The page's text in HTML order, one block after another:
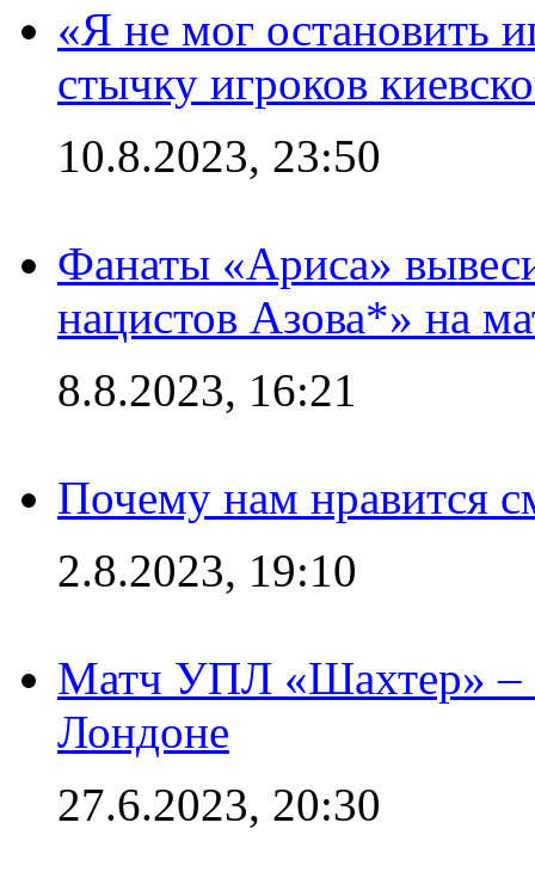
«Я не мог остановить
стычку игроков
10.8.2023, 23:50
Фанаты «Ариса»
нацистов Азова*» на
8.8.2023, 16:21
Почему нам нравится
2.8.2023, 19:10
Матч УПЛ «Шахтер» –
Лондоне
27.6.2023, 20:30